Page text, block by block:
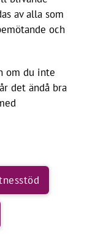
av alla som
och
om du inte
det ändå bra